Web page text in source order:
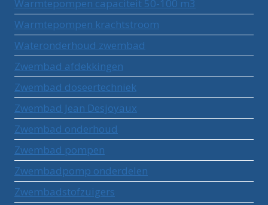
Warmtepompen capaciteit 50-100 m3
Warmtepompen krachtstroom
Wateronderhoud zwembad
Zwembad afdekkingen
Zwembad doseertechniek
Zwembad Jean Desjoyaux
Zwembad onderhoud
Zwembad pompen
Zwembadpomp onderdelen
Zwembadstofzuigers